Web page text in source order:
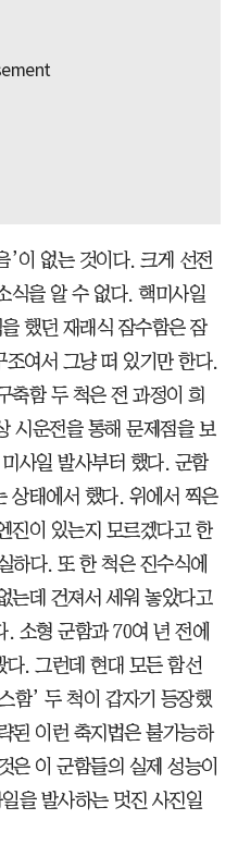
’이 없는 것이다. 크게 선전
식을 알 수 없다. 핵미사일
했던 재래식 잠수함은 잠
여서 그냥 떠 있기만 한다.
축함 두 척은 전 과정이 희
시운전을 통해 문제점을 보
사일 발사부터 했다. 군함
상태에서 했다. 위에서 찍은
진이 있는지 모르겠다고 한
하다. 또 한 척은 진수식에
는데 건져서 세워 놓았다고
소형 군함과 70여 년 전에
다. 그런데 현대 모든 함선
함’ 두 척이 갑자기 등장했
된 이런 축지법은 불가능하
은 이 군함들의 실제 성능이
을 발사하는 멋진 사진일